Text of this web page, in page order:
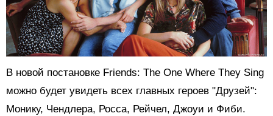
В новой постановке Friends: The One Where They Sing
можно будет увидеть всех главных героев "Друзей":
Монику, Чендлера, Росса, Рейчел, Джоуи и Фиби.